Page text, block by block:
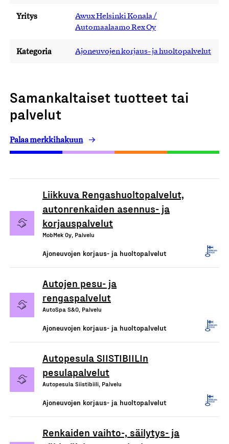
Yritys
Awux Helsinki Konala /
Automaalaamo Rex Oy
Kategoria Ajoneuvojen korjaus- ja huoltopalvelut
Samankaltaiset tuotteet tai
palvelut
Palaa merkkihakuun
Liikkuva Rengashuoltopalvelut,
autonrenkaiden asennus- ja
korjauspalvelut
MobMek Oy, Palvelu
Ajoneuvojen korjaus- ja huoltopalvelut
Autojen pesu- ja
rengaspalvelut
AutoSpa S&O, Palvelu
Ajoneuvojen korjaus- ja huoltopalvelut
Autopesula SIISTIBIILIn
pesulapalvelut
Autopesula Siistibiili, Palvelu
Ajoneuvojen korjaus- ja huoltopalvelut
Renkaiden vaihto-, säilytys- ja